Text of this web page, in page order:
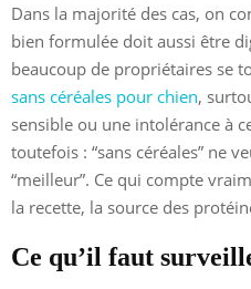
Dans la majorité des cas, on
bien formulée doit aussi être
beaucoup de propriétaires se
sans céréales pour chien,
sensible ou une intolérance à
toutefois : “sans céréales” ne
“meilleur”. Ce qui compte
la recette, la source des
Ce qu’il faut